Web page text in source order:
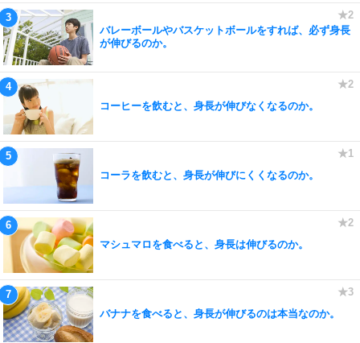
バレーボールやバスケットボールをすれば、必ず身長
が伸びるのか。
コーヒーを飲むと、身長が伸びなくなるのか。
コーラを飲むと、身長が伸びにくくなるのか。
マシュマロを食べると、身長は伸びるのか。
バナナを食べると、身長が伸びるのは本当なのか。